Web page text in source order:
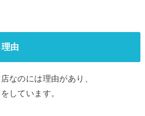
由
なのには理由があり、
しています。